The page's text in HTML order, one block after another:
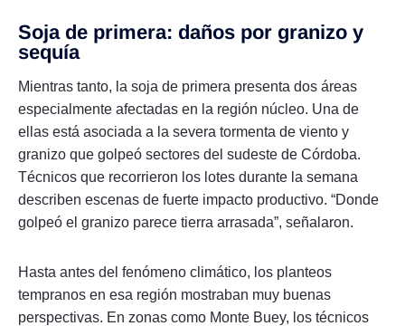
Soja de primera: daños por granizo y
sequía
Mientras tanto, la soja de primera presenta dos áreas
especialmente afectadas en la región núcleo. Una de
ellas está asociada a la severa tormenta de viento y
granizo que golpeó sectores del sudeste de Córdoba.
Técnicos que recorrieron los lotes durante la semana
describen escenas de fuerte impacto productivo. “Donde
golpeó el granizo parece tierra arrasada”, señalaron.
Hasta antes del fenómeno climático, los planteos
tempranos en esa región mostraban muy buenas
perspectivas. En zonas como Monte Buey, los técnicos